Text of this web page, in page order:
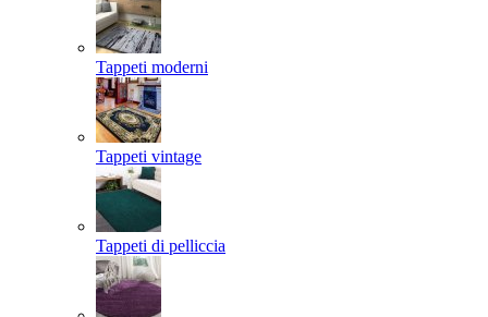
Tappeti moderni
Tappeti vintage
Tappeti di pelliccia